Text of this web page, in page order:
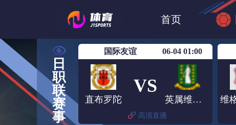
首页
日篮B1
日
职
联
赛
事
国际友谊 06-04 01:00
直布罗陀
VS
英属维尔京群岛
高清直播